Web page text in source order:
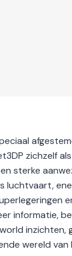
zichzelf
sterke
informatie,
inzichten,
wereld van